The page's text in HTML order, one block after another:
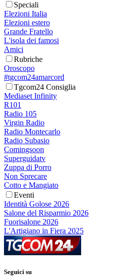
Speciali
Elezioni Italia
Elezioni estero
Grande Fratello
L'isola dei famosi
Amici
Rubriche
Oroscopo
#tgcom24amarcord
Tgcom24 Consiglia
Mediaset Infinity
R101
Radio 105
Virgin Radio
Radio Montecarlo
Radio Subasio
Comingsoon
Superguidatv
Zuppa di Porro
Non Sprecare
Cotto e Mangiato
Eventi
Identità Golose 2026
Salone del Risparmio 2026
Fuorisalone 2026
L'Artigiano in Fiera 2025
Seguici su